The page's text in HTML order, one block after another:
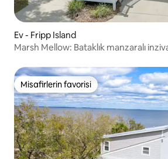
Ev - Fripp Island
Marsh Mellow: Bataklık manzaralı
Misafirlerin favorisi
Misafirlerin favorisi